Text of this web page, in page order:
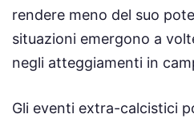
rendere meno del suo
situazioni emergono a
negli atteggiamenti in
Gli eventi extra-calcistici